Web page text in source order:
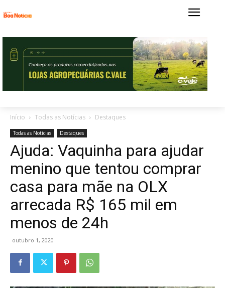
Início Todas as Notícias Destaques
Todas as Notícias Destaques
Ajuda: Vaquinha para ajudar
menino que tentou comprar
casa para mãe na OLX
arrecada R$ 165 mil em
menos de 24h
outubro 1, 2020